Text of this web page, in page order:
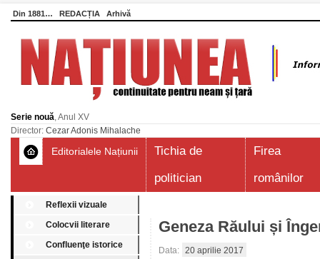
Din 1881… REDACȚIA Arhivă
Serie nouă, Anul XV
Director: Cezar Adonis Mihalache
Editorialele Națiunii
Tichia de
politician
Firea
românilor
Reflexii vizuale
Colocvii literare
Confluenţe istorice
Geneza Răului și
Data: 20 aprilie 2017